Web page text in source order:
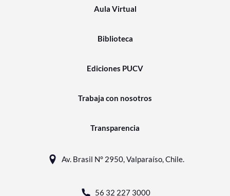
Aula Virtual
Biblioteca
Ediciones PUCV
Trabaja con nosotros
Transparencia
Av. Brasil N° 2950, Valparaíso, Chile.
56 32 227 3000